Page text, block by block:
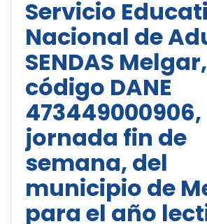
Servicio
Nacional de
SENDAS
código DANE
473449000906,
jornada fin de
semana, del
municipio de
para el año